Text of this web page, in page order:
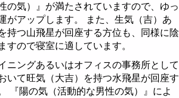
の気）』が満たされていますので、ゆっ
ます。 また、生気（吉）あ
持つ山飛星が回座する方位も、同様に陰
すので寝室に適しています。
ニングあるいはオフィスの事務所として
いて旺気（大吉）を持つ水飛星が回座す